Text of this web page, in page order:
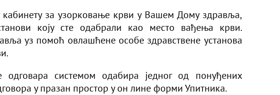
за узорковање крви у Вашем Дому здравља,
коју сте одабрали као место вађења крви.
уз помоћ овлашћене особе здравствене установа
системом одабира једног од понуђених
у празан простор у он лине форми Упитника.